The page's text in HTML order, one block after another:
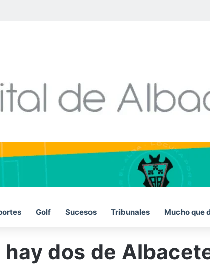
Golf Sucesos Tribunales Mucho que
dos de